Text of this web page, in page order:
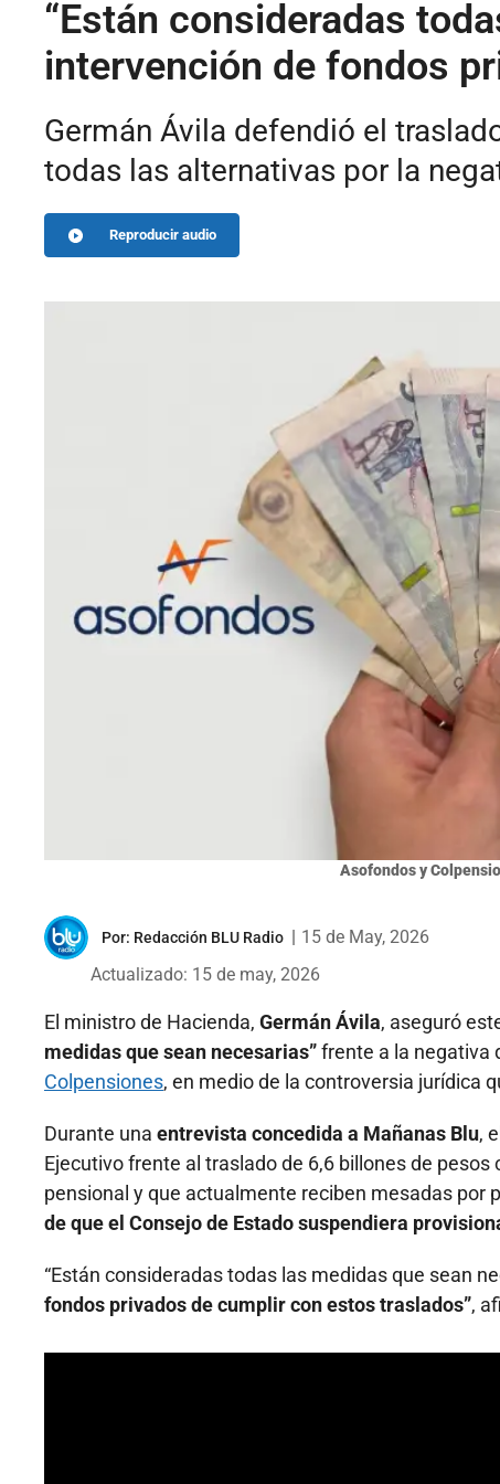
“Están consideradas
intervención de fondos
Germán Ávila defendió el
todas las alternativas por la
Reproducir audio
Asofondos y
Por: Redacción BLU Radio
15 de May, 2026
Actualizado: 15 de may, 2026
El ministro de Hacienda, Germán Ávila, aseguró
medidas que sean necesarias”frente a la negativa
Colpensiones, en medio de la controversia jurídica
Durante una entrevista concedida a Mañanas Blu,
Ejecutivo frente al traslado de 6,6 billones de
pensional y que actualmente reciben mesadas por
de que el Consejo de Estado suspendiera
“Están consideradas todas las medidas que sean
fondos privados de cumplir con estos traslados”,